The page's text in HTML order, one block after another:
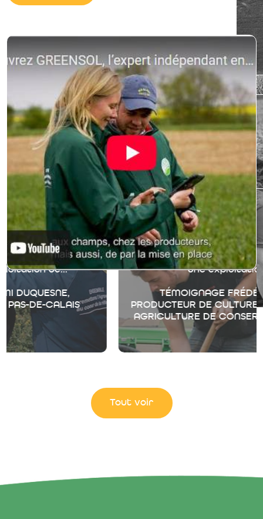
Les témoignages
Exploitation de 100 hectares produisant ses
cultures d’industries et céréalières selon les
principes de l’agriculture de conservation
des sols Je suis installé depuis 10 ans sur
une exploitation de...
TÉMOIGNAGE FRÉDÉRIC BOUTIN,
PRODUCTEUR DE CULTURES D’INDUSTRIES EN
AGRICULTURE DE CONSERVATION DES SOLS
Tout voir